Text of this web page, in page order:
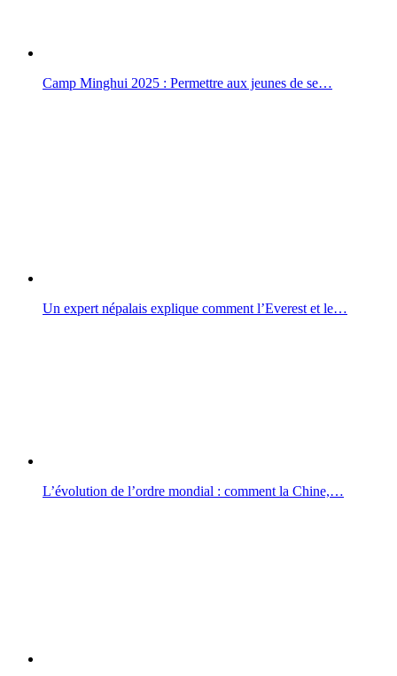
Camp Minghui 2025 : Permettre aux jeunes de se…
Un expert népalais explique comment l’Everest et le…
L’évolution de l’ordre mondial : comment la Chine,…